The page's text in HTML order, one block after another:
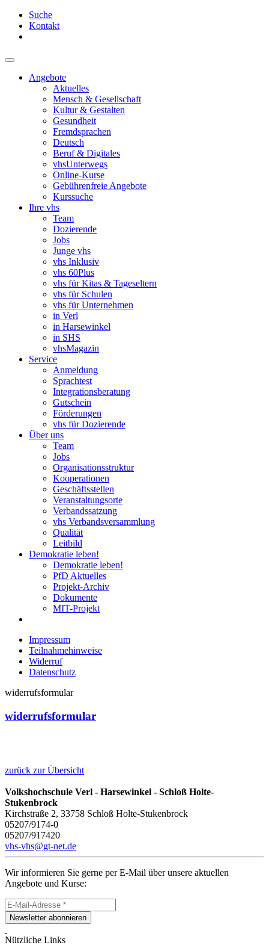
Suche
Kontakt
Angebote
Aktuelles
Mensch & Gesellschaft
Kultur & Gestalten
Gesundheit
Fremdsprachen
Deutsch
Beruf & Digitales
vhsUnterwegs
Online-Kurse
Gebührenfreie Angebote
Kurssuche
Ihre vhs
Team
Dozierende
Jobs
Junge vhs
vhs Inklusiv
vhs 60Plus
vhs für Kitas & Tageseltern
vhs für Schulen
vhs für Unternehmen
in Verl
in Harsewinkel
in SHS
vhsMagazin
Service
Anmeldung
Sprachtest
Integrationsberatung
Gutschein
Förderungen
vhs für Dozierende
Über uns
Team
Jobs
Organisationsstruktur
Kooperationen
Geschäftsstellen
Veranstaltungsorte
Verbandssatzung
vhs Verbandsversammlung
Qualität
Leitbild
Demokratie leben!
Demokratie leben!
PfD Aktuelles
Projekt-Archiv
Dokumente
MIT-Projekt
Impressum
Teilnahmehinweise
Widerruf
Datenschutz
widerrufsformular
widerrufsformular
zurück zur Übersicht
Volkshochschule Verl - Harsewinkel - Schloß Holte-
Stukenbrock
Kirchstraße 2, 33758 Schloß Holte-Stukenbrock
05207/9174-0
05207/917420
vhs-vhs@gt-net.de
Wir informieren Sie gerne per E-Mail über unsere aktuellen
Angebote und Kurse:
Newsletter abonnieren
Nützliche Links